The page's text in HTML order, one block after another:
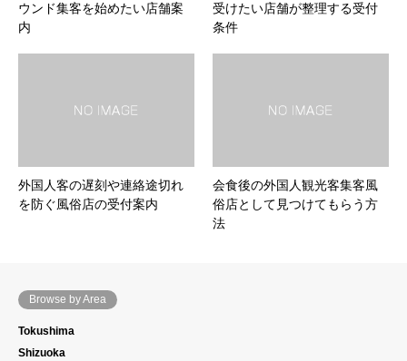
ウンド集客を始めたい店舗案
内
受けたい店舗が整理する受付
条件
外国人客の遅刻や連絡途切れ
を防ぐ風俗店の受付案内
会食後の外国人観光客集客風
俗店として見つけてもらう方
法
Browse by Area
Tokushima
Shizuoka